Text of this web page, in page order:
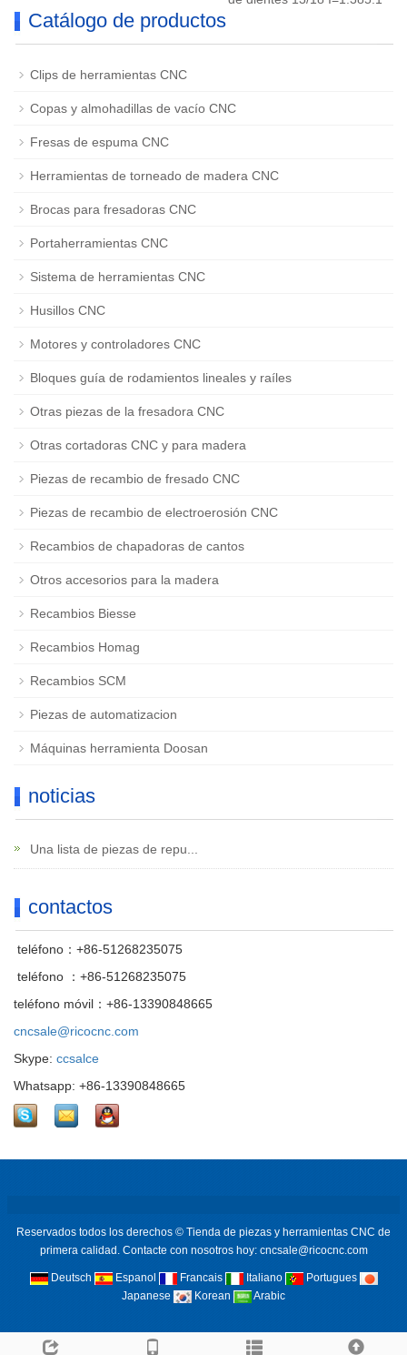
para la sierra de viga Homag
Catálogo de productos
Clips de herramientas CNC
Copas y almohadillas de vacío CNC
Fresas de espuma CNC
Herramientas de torneado de madera CNC
Brocas para fresadoras CNC
Portaherramientas CNC
Sistema de herramientas CNC
Husillos CNC
Motores y controladores CNC
Bloques guía de rodamientos lineales y raíles
Otras piezas de la fresadora CNC
Otras cortadoras CNC y para madera
Piezas de recambio de fresado CNC
Piezas de recambio de electroerosión CNC
Recambios de chapadoras de cantos
Otros accesorios para la madera
Recambios Biesse
Recambios Homag
Recambios SCM
Piezas de automatizacion
Máquinas herramienta Doosan
noticias
Una lista de piezas de repu...
contactos
teléfono：+86-51268235075
teléfono ：+86-51268235075
teléfono móvil：+86-13390848665
cncsale@ricocnc.com
Skype: ccsalce
Whatsapp: +86-13390848665
Reservados todos los derechos © Tienda de piezas y herramientas CNC de
primera calidad. Contacte con nosotros hoy: cncsale@ricocnc.com
Deutsch Espanol Francais Italiano
Portugues
Japanese
Korean Arabic